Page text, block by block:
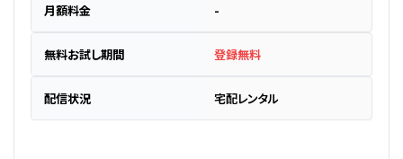
月額料金 -
無料お試し期間 登録無料
配信状況 宅配レンタル